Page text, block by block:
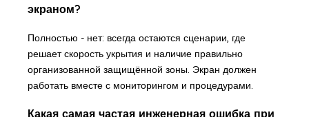
экраном?
Полностью - нет: всегда остаются сценарии, где
решает скорость укрытия и наличие правильно
организованной защищённой зоны. Экран должен
работать вместе с мониторингом и процедурами.
Какая самая частая инженерная ошибка при